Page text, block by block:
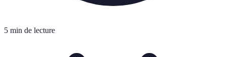
5 min de lecture